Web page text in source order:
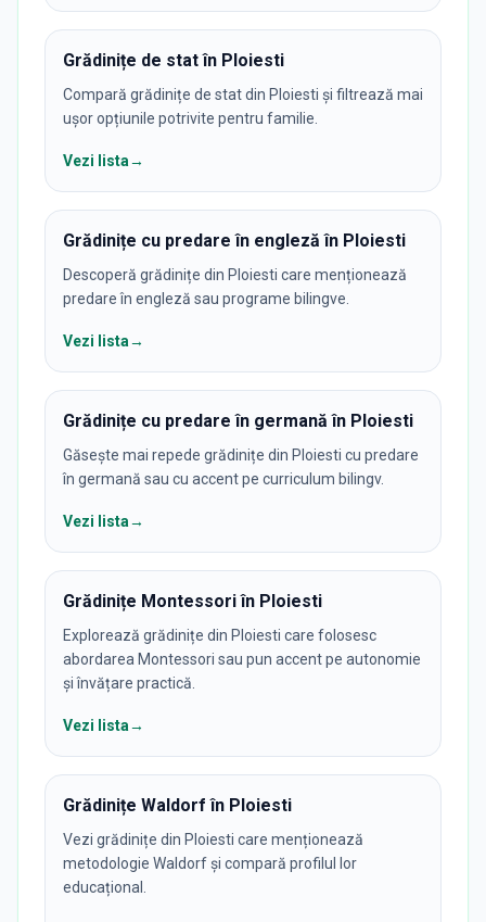
Grădinițe de stat în Ploiesti
Compară grădinițe de stat din Ploiesti și filtrează mai
ușor opțiunile potrivite pentru familie.
Vezi lista→
Grădinițe cu predare în engleză în Ploiesti
Descoperă grădinițe din Ploiesti care menționează
predare în engleză sau programe bilingve.
Vezi lista→
Grădinițe cu predare în germană în Ploiesti
Găsește mai repede grădinițe din Ploiesti cu predare
în germană sau cu accent pe curriculum bilingv.
Vezi lista→
Grădinițe Montessori în Ploiesti
Explorează grădinițe din Ploiesti care folosesc
abordarea Montessori sau pun accent pe autonomie
și învățare practică.
Vezi lista→
Grădinițe Waldorf în Ploiesti
Vezi grădinițe din Ploiesti care menționează
metodologie Waldorf și compară profilul lor
educațional.